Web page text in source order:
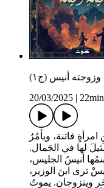
أنيس (ج١)
20/03/2025
22min
فاتنة، ويأمُرُ
لها في الجَمال.
أنيسُ الجليس،
ترى ابنَ الوزير،
ويتزوجان. يموتُ